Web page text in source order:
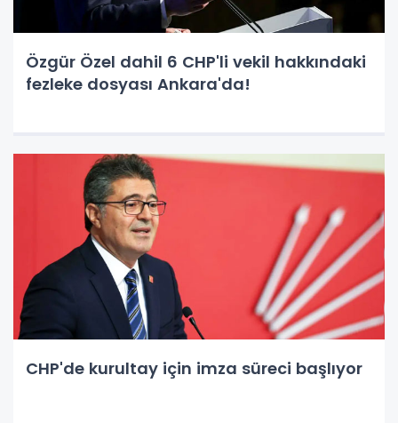
Özgür Özel dahil 6 CHP'li vekil hakkındaki
fezleke dosyası Ankara'da!
CHP'de kurultay için imza süreci başlıyor